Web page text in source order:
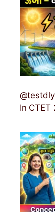
In CTET